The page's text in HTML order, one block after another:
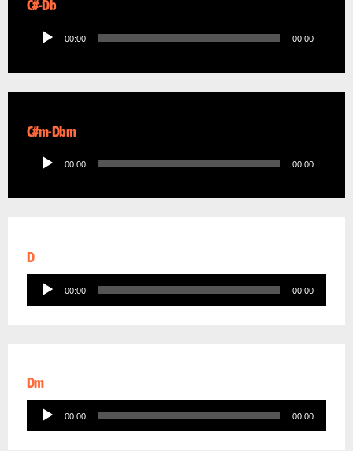
C#-Db
Audio
Player
00:00 00:00
C#m-Dbm
Audio
Player
00:00 00:00
D
Audio
Player
00:00 00:00
Dm
Audio
Player
00:00 00:00